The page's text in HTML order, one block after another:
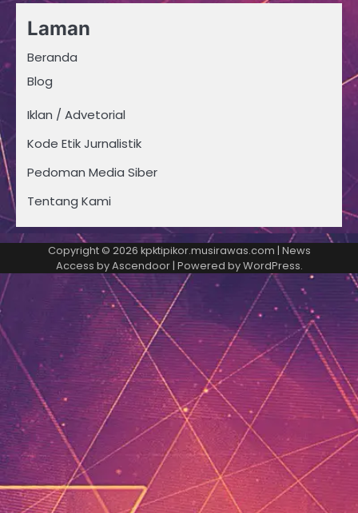
Laman
Beranda
Blog
Iklan / Advetorial
Kode Etik Jurnalistik
Pedoman Media Siber
Tentang Kami
Copyright © 2026 kpktipikor.musirawas.com | News
Access byAscendoor| Powered byWordPress.